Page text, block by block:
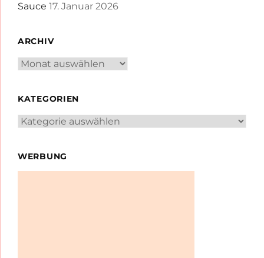
Sauce 17. Januar 2026
ARCHIV
Archiv
KATEGORIEN
Kategorien
WERBUNG